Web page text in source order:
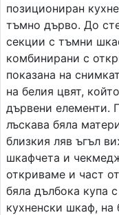
позициониран
тъмно дърво. До
секции с тъмни
комбинирани с
показана на
на белия цвят,
дървени елементи.
лъскава бяла
близкия ляв ъгъл
шкафчета и
откриваме и част
бяла дълбока купа
кухненски шкаф, на